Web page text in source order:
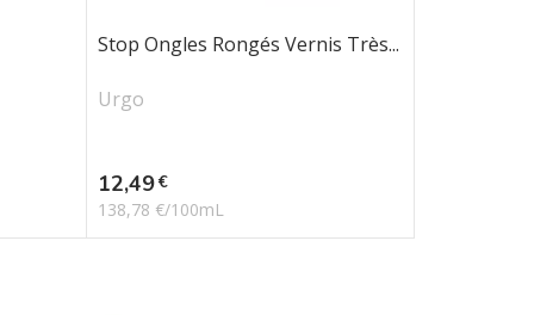
Stop Ongles Rongés Vernis Très...
Urgo
Prix
12,49€
138,78 €/100mL